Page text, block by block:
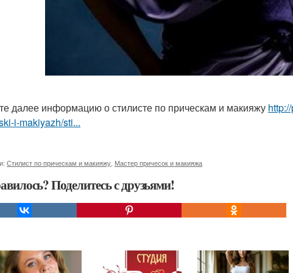
далее информацию о стилисте по прическам и макияжу
i-makiyazh/sti...
Стилист по прическам и макияжу Мастер причесок и макияжа
Поделитесь с друзьями!